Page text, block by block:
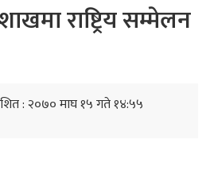
राष्ट्रिय सम्मेलन
: २०७० माघ १५ गते १४:५५